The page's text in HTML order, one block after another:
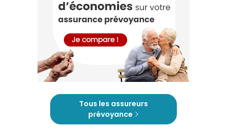
Tous les assureurs
prévoyance